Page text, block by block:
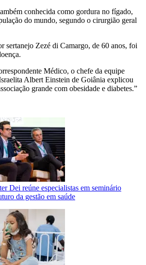
conhecida como gordura no fígado,
do mundo, segundo o cirurgião geral
sertanejo Zezé di Camargo, de 60 anos, foi
Médico, o chefe da equipe
Albert Einstein de Goiânia explicou
grande com obesidade e diabetes.”
Dei reúne especialistas em seminário
da gestão em saúde